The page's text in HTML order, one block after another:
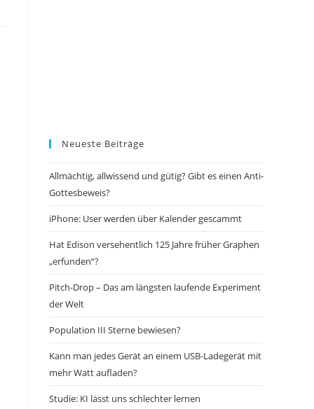
Neueste Beiträge
Allmächtig, allwissend und gütig? Gibt es einen Anti-
Gottesbeweis?
iPhone: User werden über Kalender gescammt
Hat Edison versehentlich 125 Jahre früher Graphen
„erfunden“?
Pitch-Drop – Das am längsten laufende Experiment
der Welt
Population III Sterne bewiesen?
Kann man jedes Gerät an einem USB-Ladegerät mit
mehr Watt aufladen?
Studie: KI lässt uns schlechter lernen